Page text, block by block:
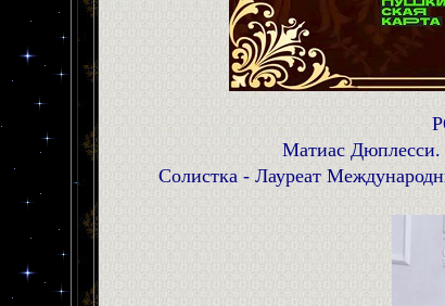
Матиас Дюплесси.
Солистка - Лауреат